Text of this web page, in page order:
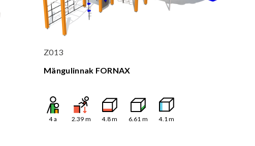
Z013
Mängulinnak FORNAX
4a 2.39 m 4.8m 6.61 m 4.1m